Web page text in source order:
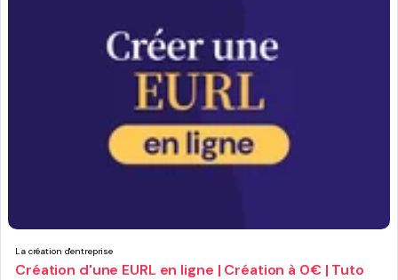
La création d'entreprise
Création d'une EURL en ligne | Création à 0€ | Tuto